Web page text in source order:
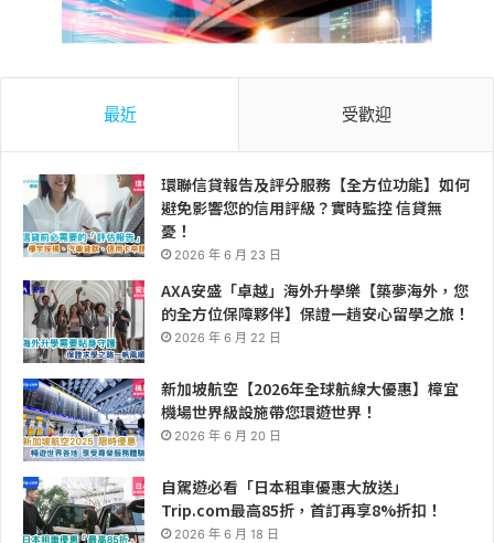
最近 受歡迎
環聯信貸報告及評分服務【全方位功能】如何
避免影響您的信用評級？實時監控 信貸無
憂！
2026 年 6 月 23 日
AXA安盛「卓越」海外升學樂【築夢海外，您
的全方位保障夥伴】保證一趟安心留學之旅！
2026 年 6 月 22 日
新加坡航空【2026年全球航線大優惠】樟宜
機場世界級設施帶您環遊世界！
2026 年 6 月 20 日
自駕遊必看「日本租車優惠大放送」
Trip.com最高85折，首訂再享8%折扣！
2026 年 6 月 18 日